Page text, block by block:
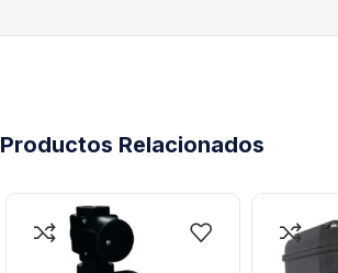
Productos Relacionados